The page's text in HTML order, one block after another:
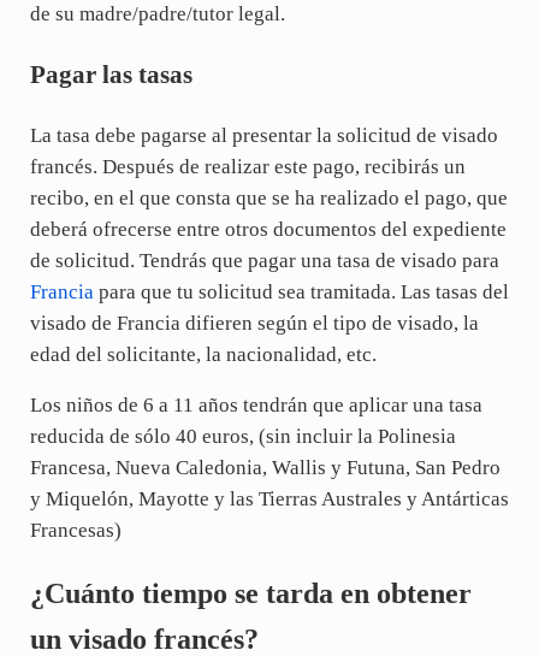
de su madre/padre/tutor legal.
Pagar las tasas
La tasa debe pagarse al presentar la solicitud de visado
francés. Después de realizar este pago, recibirás un
recibo, en el que consta que se ha realizado el pago, que
deberá ofrecerse entre otros documentos del expediente
de solicitud. Tendrás que pagar una tasa de visado para
Franciapara que tu solicitud sea tramitada. Las tasas del
visado de Francia difieren según el tipo de visado, la
edad del solicitante, la nacionalidad, etc.
Los niños de 6 a 11 años tendrán que aplicar una tasa
reducida de sólo 40 euros, (sin incluir la Polinesia
Francesa, Nueva Caledonia, Wallis y Futuna, San Pedro
y Miquelón, Mayotte y las Tierras Australes y Antárticas
Francesas)
¿Cuánto tiempo se tarda en obtener
un visado francés?